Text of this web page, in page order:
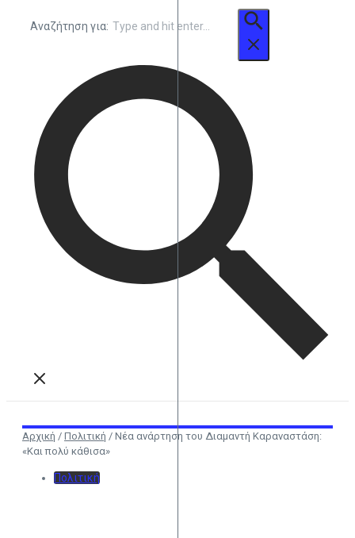
Αναζήτηση για:
Αρχική / Πολιτική / Νέα ανάρτηση του Διαμαντή Καραναστάση:
«Και πολύ κάθισα»
Πολιτική